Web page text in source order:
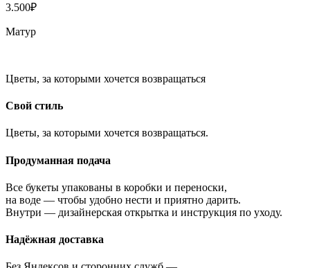
3.500₽
Матур
Цветы, за которыми хочется возвращаться
Свой стиль
Цветы, за которыми хочется возвращаться.
Продуманная подача
Все букеты упакованы в коробки и переноски,
на воде — чтобы удобно нести и приятно дарить.
Внутри — дизайнерская открытка и инструкция по уходу.
Надёжная доставка